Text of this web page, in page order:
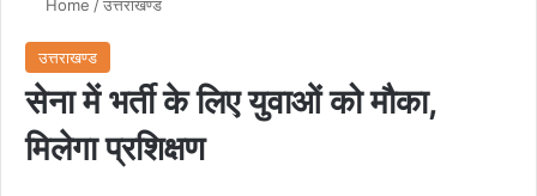
Home /उत्तराखण्ड
उत्तराखण्ड
सेना में भर्ती के लिए युवाओं को मौका,
मिलेगा प्रशिक्षण